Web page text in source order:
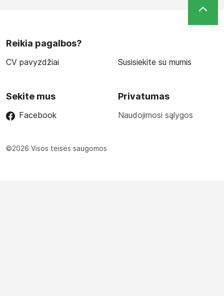
Reikia pagalbos?
CV pavyzdžiai Susisiekite su mumis
Sekite mus
Facebook
Privatumas
Naudojimosi sąlygos
©2026 Visos teisės saugomos